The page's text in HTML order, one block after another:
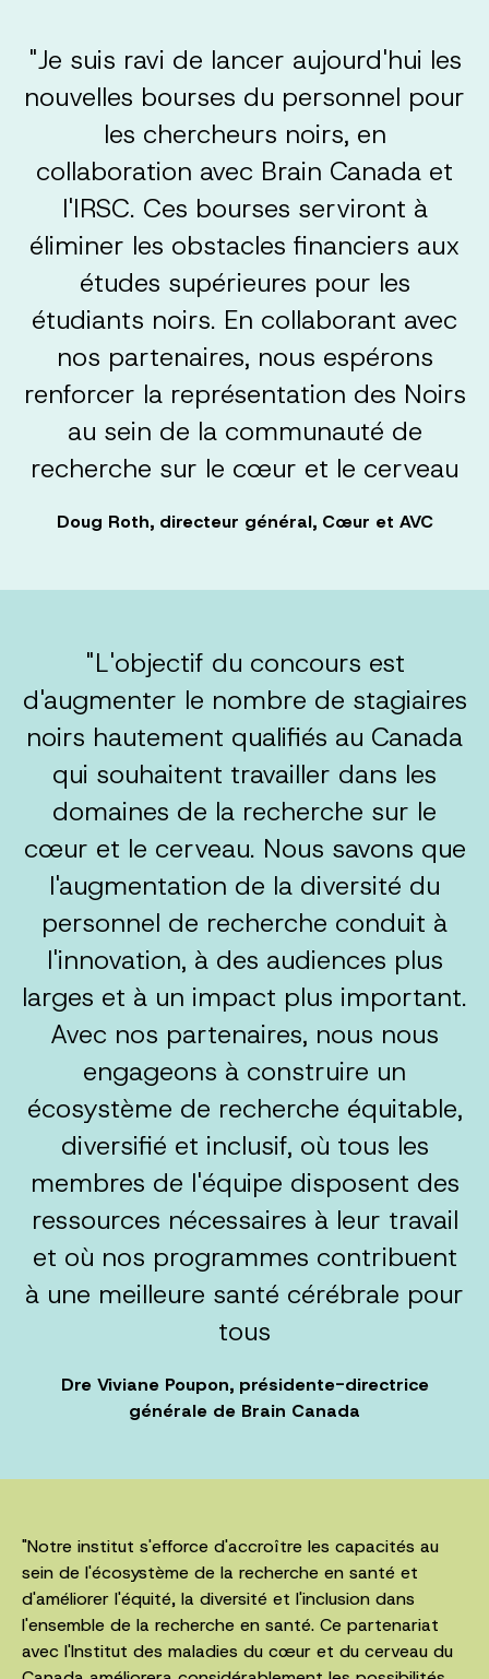
"Je suis ravi de lancer aujourd'hui les
nouvelles bourses du personnel pour
les chercheurs noirs, en
collaboration avec Brain Canada et
l'IRSC. Ces bourses serviront à
éliminer les obstacles financiers aux
études supérieures pour les
étudiants noirs. En collaborant avec
nos partenaires, nous espérons
renforcer la représentation des Noirs
au sein de la communauté de
recherche sur le cœur et le cerveau
Doug Roth, directeur général, Cœur et AVC
"L'objectif du concours est
d'augmenter le nombre de stagiaires
noirs hautement qualifiés au Canada
qui souhaitent travailler dans les
domaines de la recherche sur le
cœur et le cerveau. Nous savons que
l'augmentation de la diversité du
personnel de recherche conduit à
l'innovation, à des audiences plus
larges et à un impact plus important.
Avec nos partenaires, nous nous
engageons à construire un
écosystème de recherche équitable,
diversifié et inclusif, où tous les
membres de l'équipe disposent des
ressources nécessaires à leur travail
et où nos programmes contribuent
à une meilleure santé cérébrale pour
tous
Dre Viviane Poupon, présidente-directrice
générale de Brain Canada
"Notre institut s'efforce d'accroître les capacités au
sein de l'écosystème de la recherche en santé et
d'améliorer l'équité, la diversité et l'inclusion dans
l'ensemble de la recherche en santé. Ce partenariat
avec l'Institut des maladies du cœur et du cerveau du